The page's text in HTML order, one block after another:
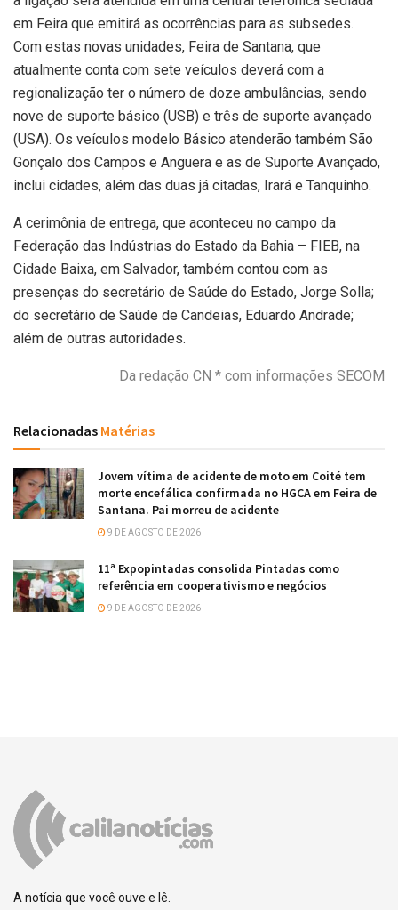
em Feira que emitirá as ocorrências para as subsedes.
Com estas novas unidades, Feira de Santana, que
atualmente conta com sete veículos deverá com a
regionalização ter o número de doze ambulâncias, sendo
nove de suporte básico (USB) e três de suporte avançado
(USA). Os veículos modelo Básico atenderão também São
Gonçalo dos Campos e Anguera e as de Suporte Avançado,
inclui cidades, além das duas já citadas, Irará e Tanquinho.
A cerimônia de entrega, que aconteceu no campo da
Federação das Indústrias do Estado da Bahia – FIEB, na
Cidade Baixa, em Salvador, também contou com as
presenças do secretário de Saúde do Estado, Jorge Solla;
do secretário de Saúde de Candeias, Eduardo Andrade;
além de outras autoridades.
Da redação CN * com informações SECOM
Relacionadas Matérias
Jovem vítima de acidente de moto em Coité tem
morte encefálica confirmada no HGCA em Feira de
Santana. Pai morreu de acidente
9 DE AGOSTO DE 2026
11ª Expopintadas consolida Pintadas como
referência em cooperativismo e negócios
9 DE AGOSTO DE 2026
A notícia que você ouve e lê.